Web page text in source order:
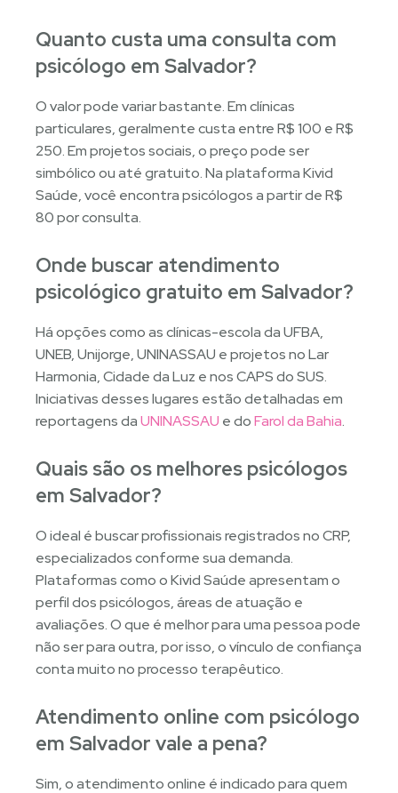
Quanto custa uma consulta com
psicólogo em Salvador?
O valor pode variar bastante. Em clínicas
particulares, geralmente custa entre R$ 100 e R$
250. Em projetos sociais, o preço pode ser
simbólico ou até gratuito. Na plataforma Kivid
Saúde, você encontra psicólogos a partir de R$
80 por consulta.
Onde buscar atendimento
psicológico gratuito em Salvador?
Há opções como as clínicas-escola da UFBA,
UNEB, Unijorge, UNINASSAU e projetos no Lar
Harmonia, Cidade da Luz e nos CAPS do SUS.
Iniciativas desses lugares estão detalhadas em
reportagens daUNINASSAU e doFarol da Bahia.
Quais são os melhores psicólogos
em Salvador?
O ideal é buscar profissionais registrados no CRP,
especializados conforme sua demanda.
Plataformas como o Kivid Saúde apresentam o
perfil dos psicólogos, áreas de atuação e
avaliações. O que é melhor para uma pessoa pode
não ser para outra, por isso, o vínculo de confiança
conta muito no processo terapêutico.
Atendimento online com psicólogo
em Salvador vale a pena?
Sim, o atendimento online é indicado para quem